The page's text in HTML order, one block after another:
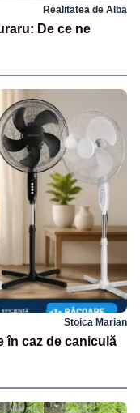
Realitatea de Alba
De ce ne
Stoica Marian
în caz de caniculă